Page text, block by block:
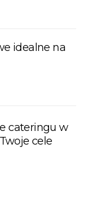
idealne na
cateringu w
cele